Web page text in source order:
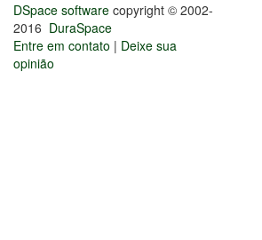
DSpace software copyright © 2002-
2016 DuraSpace
Entre em contato | Deixe sua
opinião